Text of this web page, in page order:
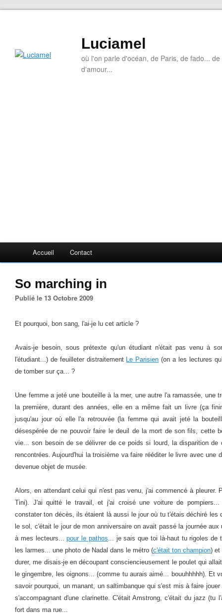
Luciamel
où l'on parle d'océan, de Paris, de fado...
d'amour...
Accueil Contact
So marching in
Publié le 13 Octobre 2009
Et pourquoi, bon sang, l'ai-je lu cet article ?
Avais-je besoin, sous prétexte qu'un étudiant n'était pas venu à
l'étudiant...) de feuilleter distraitement Le Parisien (on a les lectures
de tomber sur ça... ?
Une femme a jeté une bouteille à la mer, une autre l'a ramassée, une
la première, durant des années, elle en a même fait un livre (ça
jusqu'au jour où elle l'a retrouvée (la femme qui avait jeté la
désespérée de ne pouvoir faire le deuil de la mort de son fils, cette
vie... son besoin de se délivrer de ce poids si lourd, la disparition de
rencontrées. Aujourd'hui la troisième va faire rééditer le livre avec une
devenue objet de musée.
Alors, en attendant celui qui n'est pas venu, j'ai commencé à pleurer.
Tini). J'ai quitté le travail, et j'ai croisé une voiture de
constater ton décès, ils étaient là aussi le jour où tu t'étais déchiré les
le sol, c'était le jour de mon anniversaire on avait passé la journée
à mes lecteurs... pour le pathos... je sais que toi là-haut tu rigoles de
les larmes... une photo de Nadal dans le métro (c'était ton champion) et
durer, me disais-je en découpant consciencieusement le poulet qui
le gingembre, les oignons... (comme tu aurais aimé... bouuhhhhh). Et
savoir pourquoi, un manant, un saltimbanque qui s'est mis à faire
s'accompagnant d'une clarinette. C'était Amstrong, c'était du jazz (tu
fort dans ma rue...